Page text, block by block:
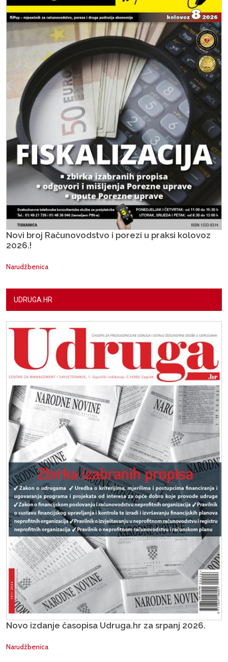
Novi broj Računovodstvo i porezi u praksi kolovoz
2026.!
Narudžbenica
UDRUGA.HR
Novo izdanje časopisa Udruga.hr za srpanj 2026.
Narudžbenica